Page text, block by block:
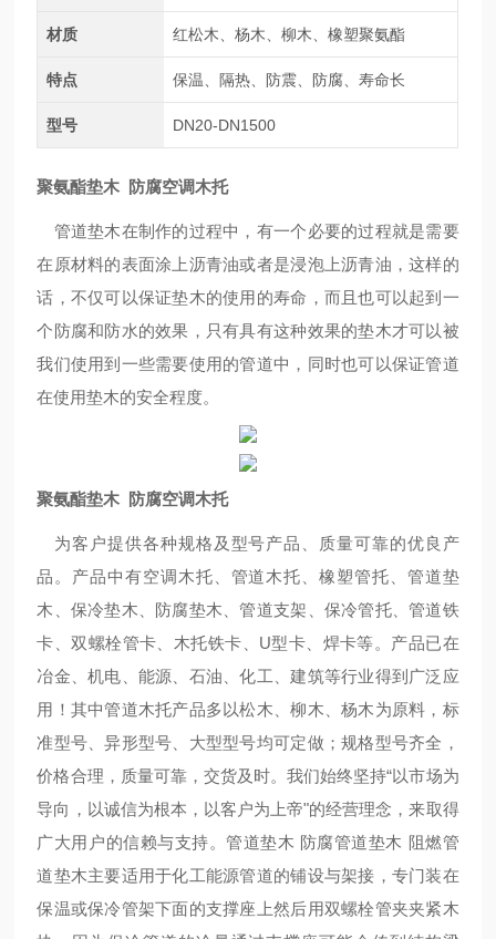
材质 红松木、杨木、柳木、橡塑聚氨酯
特点 保温、隔热、防震、防腐、寿命长
型号 DN20-DN1500
聚氨酯垫木 防腐空调木托
管道垫木在制作的过程中，有一个必要的过程就是需要
在原材料的表面涂上沥青油或者是浸泡上沥青油，这样的
话，不仅可以保证垫木的使用的寿命，而且也可以起到一
个防腐和防水的效果，只有具有这种效果的垫木才可以被
我们使用到一些需要使用的管道中，同时也可以保证管道
在使用垫木的安全程度。
聚氨酯垫木 防腐空调木托
为客户提供各种规格及型号产品、质量可靠的优良产
品。产品中有空调木托、管道木托、橡塑管托、管道垫
木、保冷垫木、防腐垫木、管道支架、保冷管托、管道铁
卡、双螺栓管卡、木托铁卡、U型卡、焊卡等。产品已在
冶金、机电、能源、石油、化工、建筑等行业得到广泛应
用！其中管道木托产品多以松木、柳木、杨木为原料，标
准型号、异形型号、大型型号均可定做；规格型号齐全，
价格合理，质量可靠，交货及时。我们始终坚持“以市场为
导向，以诚信为根本，以客户为上帝"的经营理念，来取得
广大用户的信赖与支持。管道垫木 防腐管道垫木 阻燃管
道垫木主要适用于化工能源管道的铺设与架接，专门装在
保温或保冷管架下面的支撑座上然后用双螺栓管夹夹紧木